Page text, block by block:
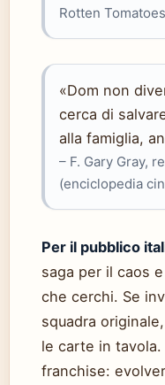
Rotten
«Dom non
cerca di
alla famiglia,
– F. Gary Gray,
(enciclopedia
Per il pubblico
saga per il caos
che cerchi. Se
squadra
le carte in
franchise: